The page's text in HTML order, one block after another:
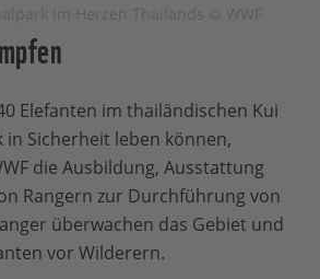
Elefanten im thailändischen Kui
Sicherheit leben können,
die Ausbildung, Ausstattung
Rangern zur Durchführung von
überwachen das Gebiet und
vor Wilderern.